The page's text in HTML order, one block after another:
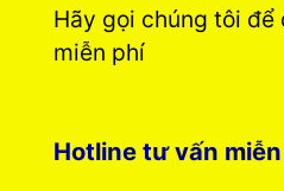
Hãy gọi chúng tôi để
miễn phí
Hotline tư vấn